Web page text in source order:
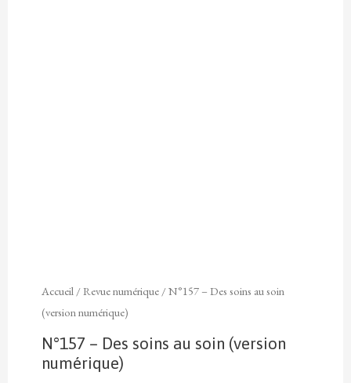
Accueil /Revue numérique / N°157 – Des soins au soin
(version numérique)
N°157 – Des soins au soin (version
numérique)